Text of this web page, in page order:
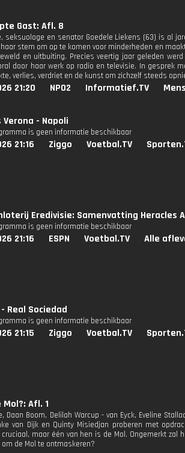
Gast: Afl. 8
seksuologe en senator Goedele Liekens (63) is al
stem om op te komen voor minderheden en
en uitbuiting. Precies veertig jaar geleden
door haar werk op radio en televisie. In gesprek
verlies, verdriet en de kunst om zichzelf steeds
21:20 NPO2 Informatief.TV
Verona - Napoli
is geen informatie beschikbaar
21:16 Ziggo Voetbal.TV
Eredivisie: Samenvatting Heracles
is geen informatie beschikbaar
21:16 ESPN Voetbal.TV Alle
Real Sociedad
is geen informatie beschikbaar
21:15 Ziggo Voetbal.TV
Afl. 1
Daan Boom, Delilah Warcup - van Eyck, Eveline
van Dijk en Quinty Misiedjan proberen met
cruciaal, maar één van hen is de Mol. Ongemerkt
om de Mol te ontmaskeren?